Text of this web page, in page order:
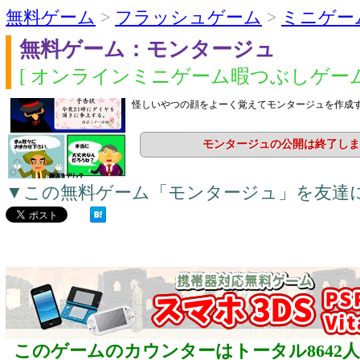
無料ゲーム > フラッシュゲーム > ミニゲー
無料ゲーム：モンタージュ
[ オンラインミニゲーム暇つぶしゲー
怪しいやつの顔をよーく覚えてモンタージュを作成
モンタージュの公開は終了し
▼この無料ゲーム「モンタージュ」を友達
このゲームのカウンターはトータル8642